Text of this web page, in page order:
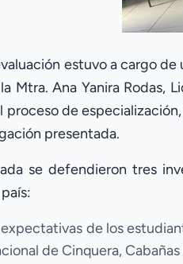
estuvo a cargo
Mtra. Ana Yanira
proceso de
presentada.
se defendieron tres
de los
de Cinquera,